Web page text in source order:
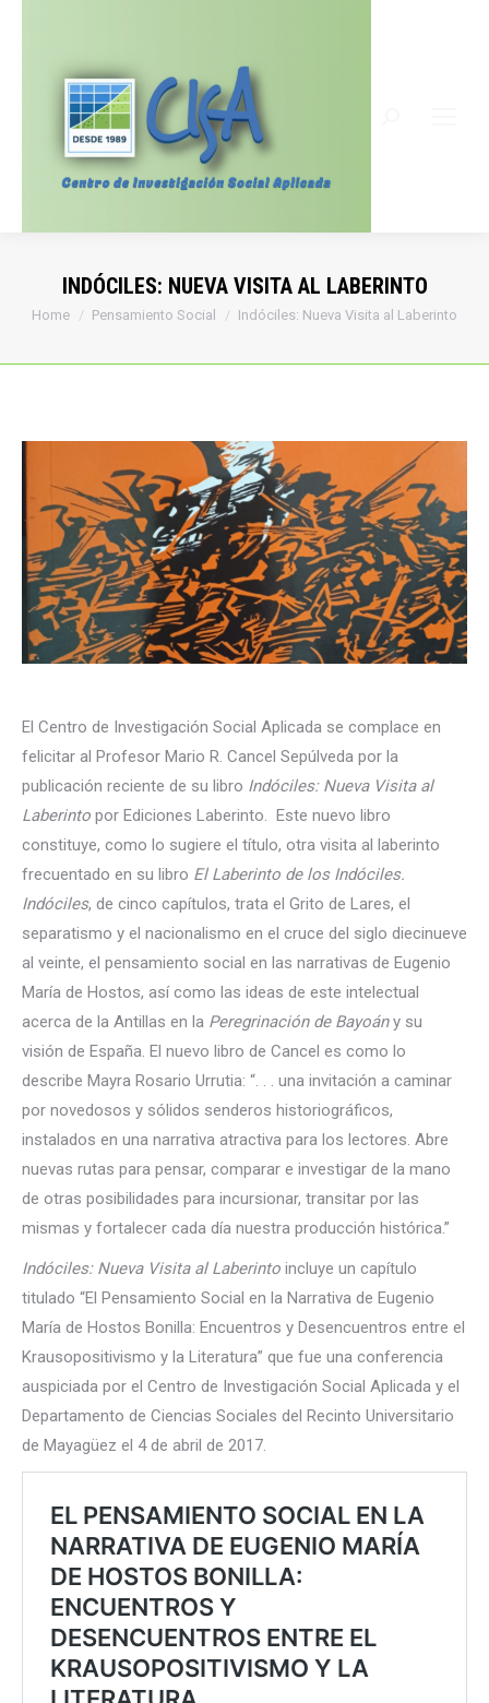
INDÓCILES: NUEVA VISITA AL LABERINTO
You are here:
Home Pensamiento Social Indóciles: Nueva Visita al Laberinto
El Centro de Investigación Social Aplicada se complace en
felicitar al Profesor Mario R. Cancel Sepúlveda por la
publicación reciente de su libro Indóciles: Nueva Visita al
Laberinto por Ediciones Laberinto. Este nuevo libro
constituye, como lo sugiere el título, otra visita al laberinto
frecuentado en su libro El Laberinto de los Indóciles.
Indóciles, de cinco capítulos, trata el Grito de Lares, el
separatismo y el nacionalismo en el cruce del siglo diecinueve
al veinte, el pensamiento social en las narrativas de Eugenio
María de Hostos, así como las ideas de este intelectual
acerca de la Antillas en la Peregrinación de Bayoány su
visión de España. El nuevo libro de Cancel es como lo
describe Mayra Rosario Urrutia: “. . . una invitación a caminar
por novedosos y sólidos senderos historiográficos,
instalados en una narrativa atractiva para los lectores. Abre
nuevas rutas para pensar, comparar e investigar de la mano
de otras posibilidades para incursionar, transitar por las
mismas y fortalecer cada día nuestra producción histórica.”
Indóciles: Nueva Visita al Laberinto incluye un capítulo
titulado “El Pensamiento Social en la Narrativa de Eugenio
María de Hostos Bonilla: Encuentros y Desencuentros entre el
Krausopositivismo y la Literatura” que fue una conferencia
auspiciada por el Centro de Investigación Social Aplicada y el
Departamento de Ciencias Sociales del Recinto Universitario
de Mayagüez el 4 de abril de 2017.